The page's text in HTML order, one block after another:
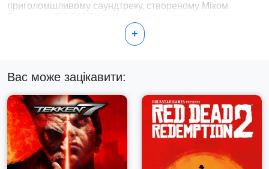
приголомшливому саундтреку, створеному Міком
нестримним Вбивцею DOOM, розбиваючи нових і
класичних демонів за допомогою потужної зброї в
+
Вас може зацікавити: